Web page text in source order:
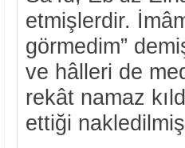
etmişlerdir.
görmedim”
ve hâlleri de
rekât namaz
ettiği